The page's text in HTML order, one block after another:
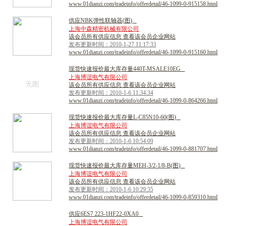
www.01dianzi.com/tradeinfo/offerdetail/46-1099-0-915158.html
供应NBK弹性联轴器(图)
上海中森精密机械有限公司
该会员所有供应信息 查看该会员企业网站
发布更新时间：2010-1-27 11:17:33
www.01dianzi.com/tradeinfo/offerdetail/46-1099-0-915160.html
无图
现货快速报价最大库存量440T-MSALE10EG
上海博谊电气有限公司
该会员所有供应信息 查看该会员企业网站
发布更新时间：2010-1-6 11:34:34
www.01dianzi.com/tradeinfo/offerdetail/46-1099-0-864266.html
现货快速报价最大库存量L-C85N10-60(图)
上海博谊电气有限公司
该会员所有供应信息 查看该会员企业网站
发布更新时间：2010-1-6 10:54:09
www.01dianzi.com/tradeinfo/offerdetail/46-1099-0-881707.html
现货快速报价最大库存量MEH-3/2-1/8-B(图)
上海博谊电气有限公司
该会员所有供应信息 查看该会员企业网站
发布更新时间：2010-1-6 10:29:35
www.01dianzi.com/tradeinfo/offerdetail/46-1099-0-859310.html
供应6ES7 223-1HF22-0XA0
上海博谊电气有限公司